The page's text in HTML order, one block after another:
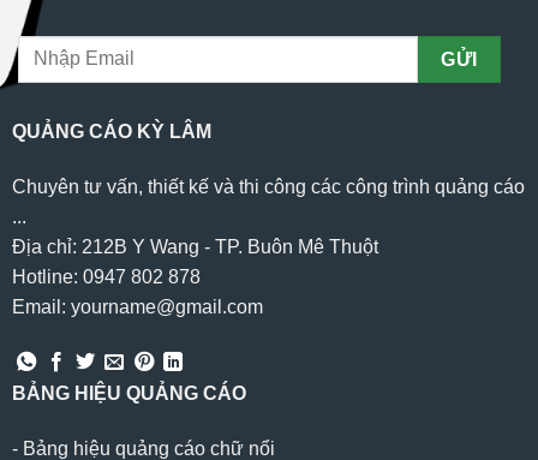
QUẢNG CÁO KỲ LÂM
Chuyên tư vấn, thiết kế và thi công các công trình quảng cáo
...
Địa chỉ: 212B Y Wang - TP. Buôn Mê Thuột
Hotline: 0947 802 878
Email: yourname@gmail.com
BẢNG HIỆU QUẢNG CÁO
- Bảng hiệu quảng cáo chữ nổi